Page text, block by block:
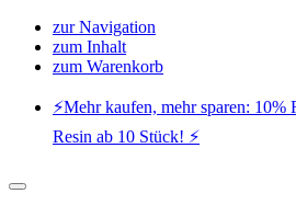
zur Navigation
zum Inhalt
zum Warenkorb
⚡️Mehr kaufen, mehr sparen:
Resin ab 10 Stück! ⚡️